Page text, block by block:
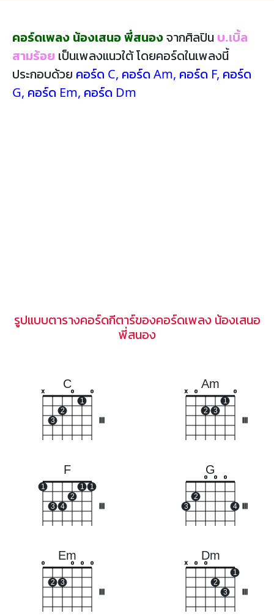
คอร์ดเพลง น้องเสนอ พี่สนองจากศิลปิน บ.เบิ้ล
สามร้อย เป็นเพลงแนวใต้ โดยคอร์ดในเพลงนี้
ประกอบด้วย คอร์ด C, คอร์ด Am, คอร์ด F, คอร์ด
G, คอร์ด Em, คอร์ด Dm
รูปแบบตารางคอร์ดกีตาร์ของคอร์ดเพลง น้องเสนอ
พี่สนอง
C
x
3
2
o
1
o
Am
x o
2 3
1
o
F
1
3 4
2
1 1
G
3
2
o o o
4
Em
o
2 3
o o o
Dm
x o o
2
3
1